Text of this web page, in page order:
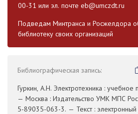
00-31 или эл. почте eb@umczdt.ru
Подведам Минтранса и Росжелдора
библиотеку своих организаций
Библиографическая запись:
Гуркин, А.Н. Электротехника : учебное
— Москва : Издательство УМК МПС
5-89035-063-3. — Текст :